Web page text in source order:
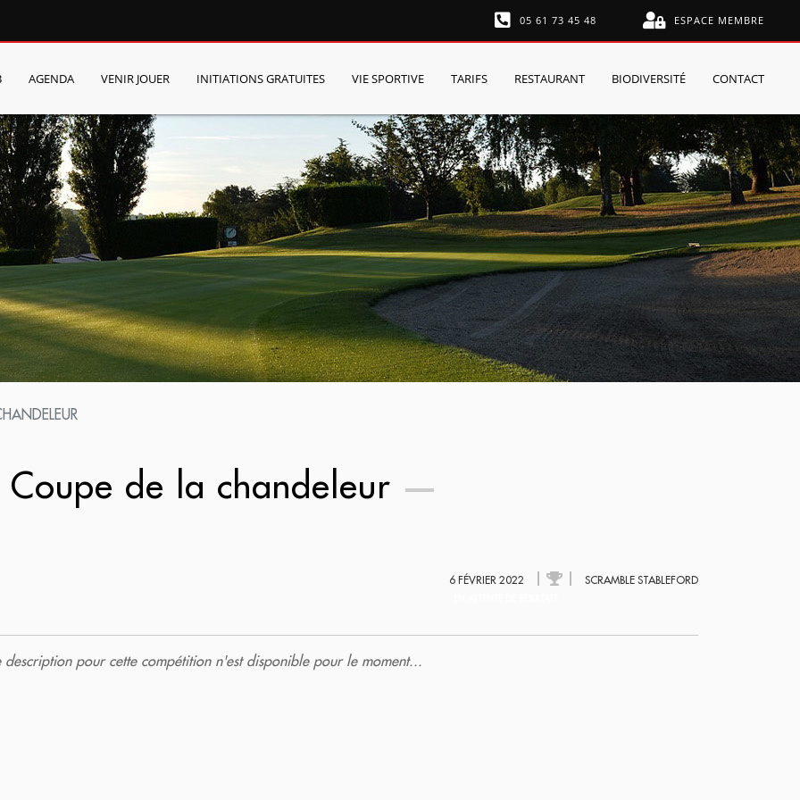
05 61 73 45 48 ESPACE MEMBRE
AGENDA VENIR JOUER INITIATIONS GRATUITES VIE SPORTIVE TARIFS RESTAURANT BIODIVERSITÉ CONTACT
de la chandeleur
6 FÉVRIER 2022 SCRAMBLE STABLEFORD
description pour cette compétition n'est disponible pour le moment...